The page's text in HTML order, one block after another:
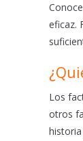
eficaz.
Los
otros